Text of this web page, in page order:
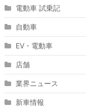
電動車 試乗記
自動車
EV・電動車
店舗
業界ニュース
新車情報